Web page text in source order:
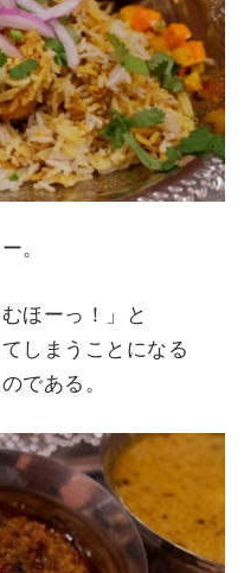
。
ほーっ！」と
しまうことになる
である。